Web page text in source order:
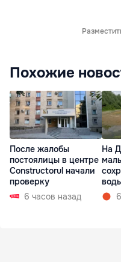
Похожие
После жалобы
постоялицы в центре
Constructorul начали
проверку
6 часов назад
На